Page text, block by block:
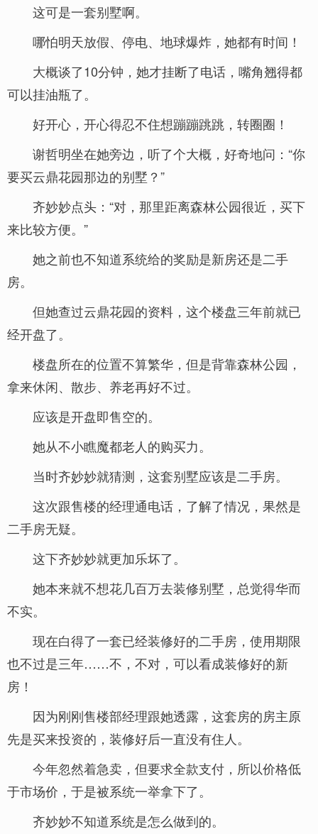
这可是一套别墅啊。
哪怕明天放假、停电、地球爆炸，她都有时间！
大概谈了10分钟，她才挂断了电话，嘴角翘得都
可以挂油瓶了。
好开心，开心得忍不住想蹦蹦跳跳，转圈圈！
谢哲明坐在她旁边，听了个大概，好奇地问：“你
要买云鼎花园那边的别墅？”
齐妙妙点头：“对，那里距离森林公园很近，买下
来比较方便。”
她之前也不知道系统给的奖励是新房还是二手
房。
但她查过云鼎花园的资料，这个楼盘三年前就已
经开盘了。
楼盘所在的位置不算繁华，但是背靠森林公园，
拿来休闲、散步、养老再好不过。
应该是开盘即售空的。
她从不小瞧魔都老人的购买力。
当时齐妙妙就猜测，这套别墅应该是二手房。
这次跟售楼的经理通电话，了解了情况，果然是
二手房无疑。
这下齐妙妙就更加乐坏了。
她本来就不想花几百万去装修别墅，总觉得华而
不实。
现在白得了一套已经装修好的二手房，使用期限
也不过是三年……不，不对，可以看成装修好的新
房！
因为刚刚售楼部经理跟她透露，这套房的房主原
先是买来投资的，装修好后一直没有住人。
今年忽然着急卖，但要求全款支付，所以价格低
于市场价，于是被系统一举拿下了。
齐妙妙不知道系统是怎么做到的。